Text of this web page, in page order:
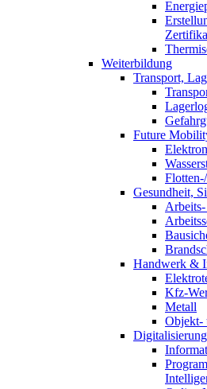
Weiterbildung
Transport,
Future
Gesundheit,
Handwerk &
Kfz-
Metall
Objekt-